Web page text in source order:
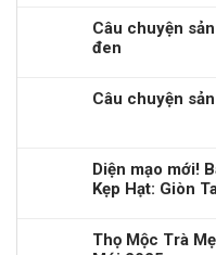
Câu chuyện
đen
Câu chuyện
Diện mạo mới!
Kẹp Hạt: Giòn
Thọ Mộc Trà